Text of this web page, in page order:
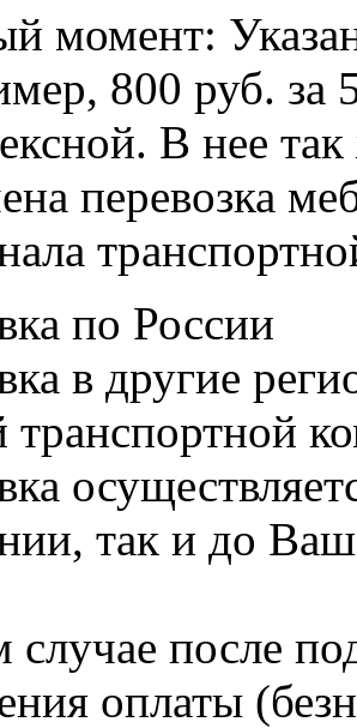
момент:
800 руб. за
В нее
перевозка
по России
в другие
так и до
случае после
оплаты